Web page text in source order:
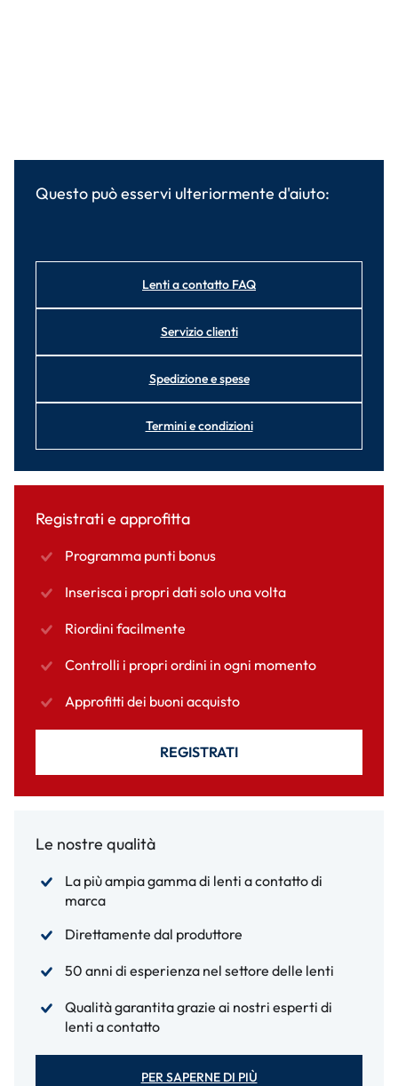
Questo può esservi ulteriormente d'aiuto:
Lenti a contatto FAQ
Servizio clienti
Spedizione e spese
Termini e condizioni
Registrati e approfitta
Programma punti bonus
Inserisca i propri dati solo una volta
Riordini facilmente
Controlli i propri ordini in ogni momento
Approfitti dei buoni acquisto
REGISTRATI
Le nostre qualità
La più ampia gamma di lenti a contatto di
marca
Direttamente dal produttore
50 anni di esperienza nel settore delle lenti
Qualità garantita grazie ai nostri esperti di
lenti a contatto
PER SAPERNE DI PIÙ